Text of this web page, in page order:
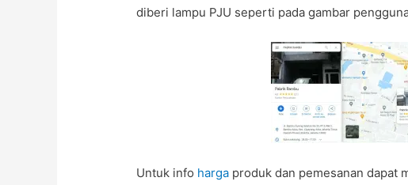
diberi lampu PJU seperti pada gambar
Untuk info harga produk dan pemesanan dapat